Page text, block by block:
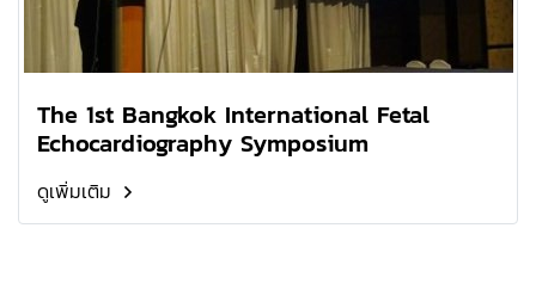
The 1st Bangkok International Fetal
Echocardiography Symposium
ดูเพิ่มเติม